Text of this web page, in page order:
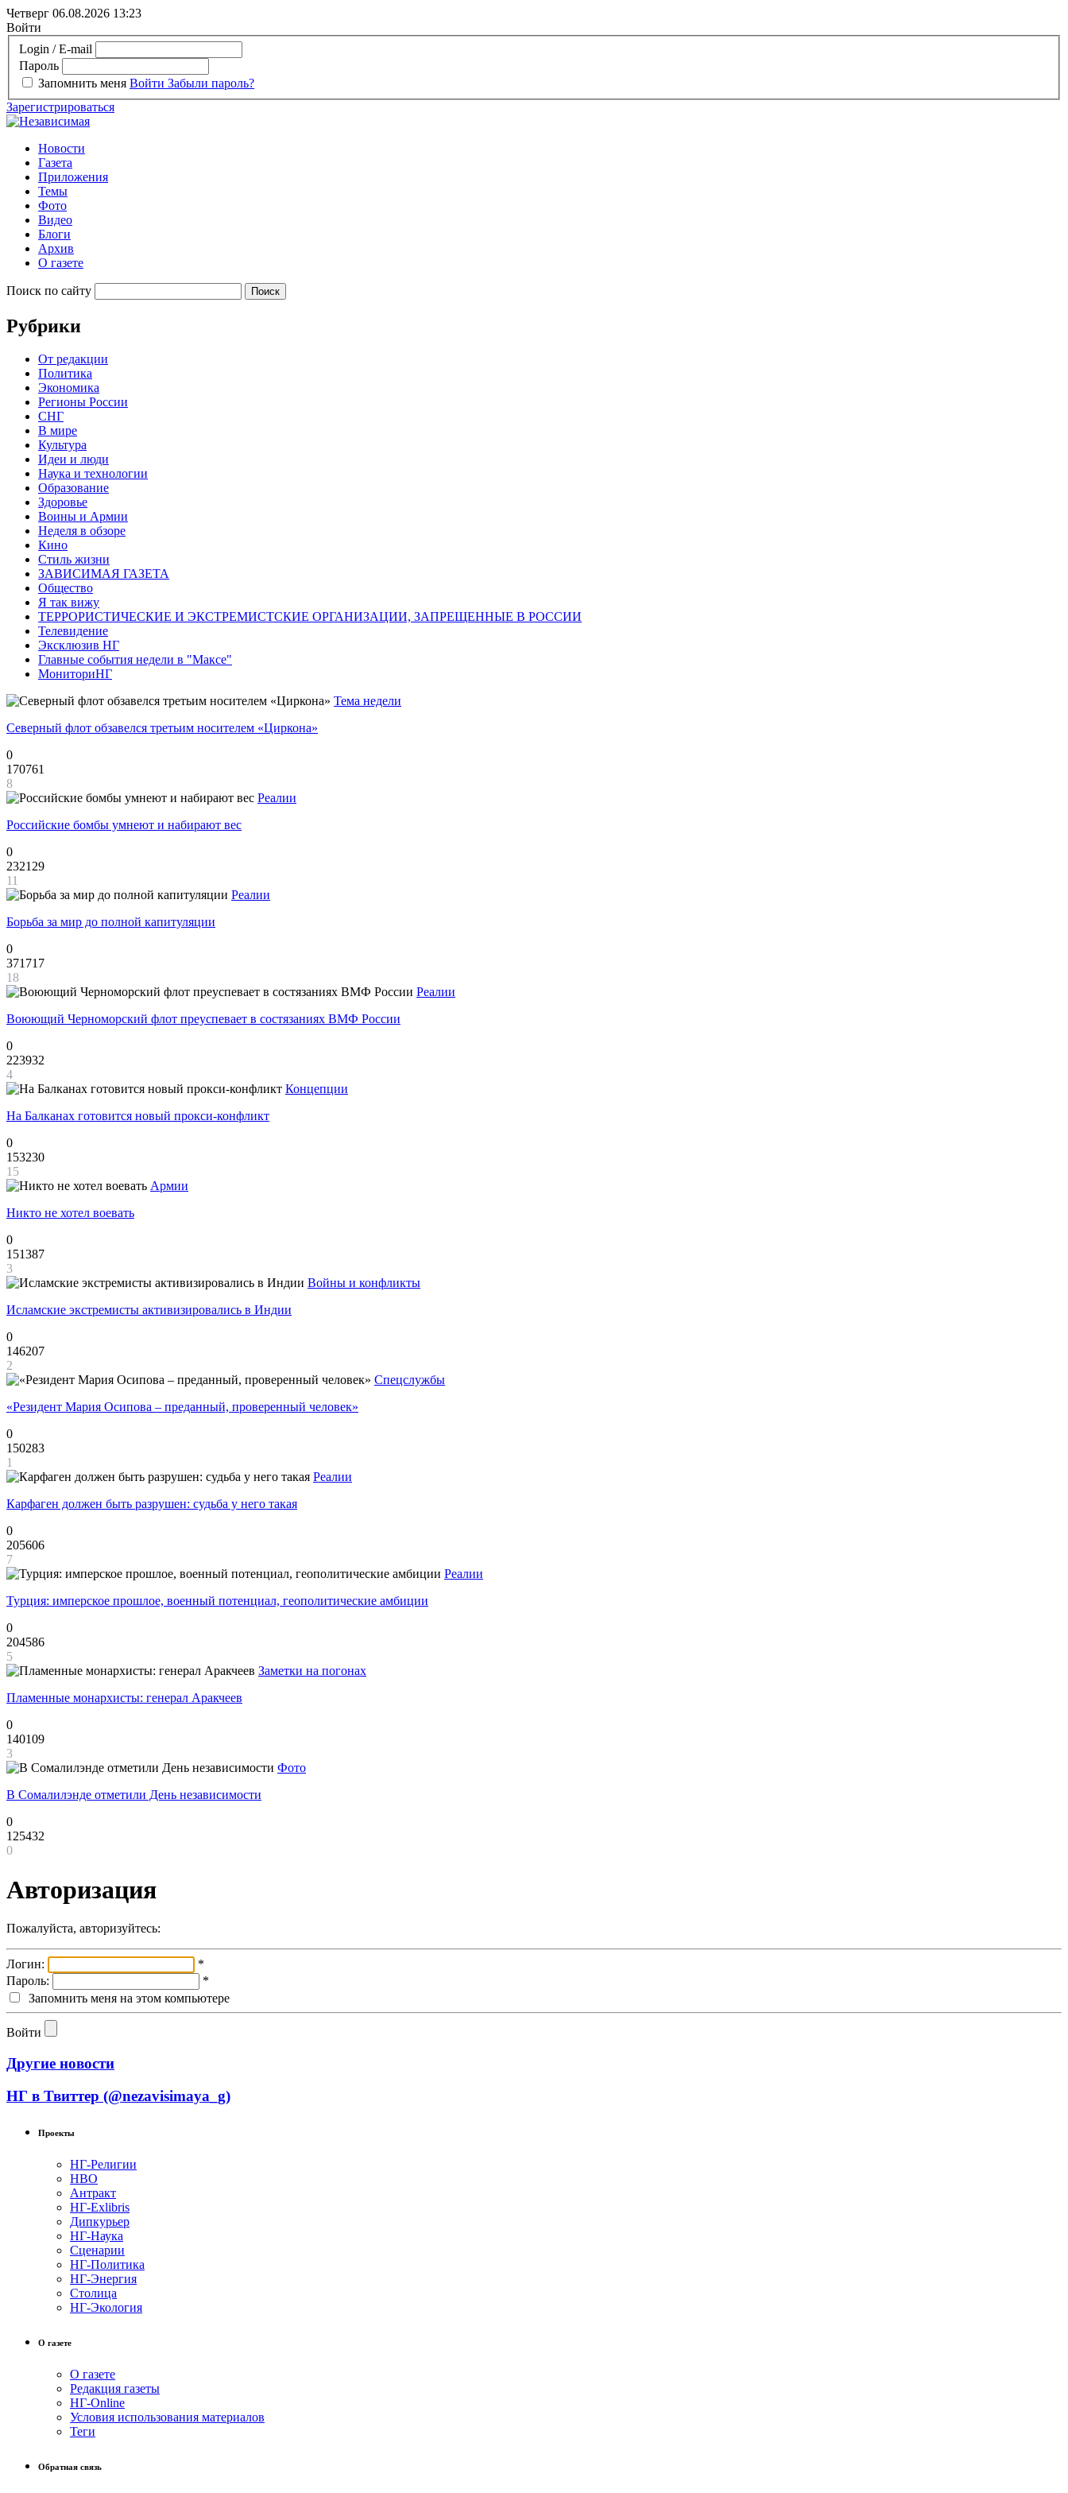
Четверг 06.08.2026 13:23
Войти
Login / E-mail
Пароль
Запомнить меня Войти Забыли пароль?
Зарегистрироваться
Новости
Газета
Приложения
Темы
Фото
Видео
Блоги
Архив
О газете
Поиск по сайту
Рубрики
От редакции
Политика
Экономика
Регионы России
СНГ
В мире
Культура
Идеи и люди
Наука и технологии
Образование
Здоровье
Воины и Армии
Неделя в обзоре
Кино
Стиль жизни
ЗАВИСИМАЯ ГАЗЕТА
Общество
Я так вижу
ТЕРРОРИСТИЧЕСКИЕ И ЭКСТРЕМИСТСКИЕ ОРГАНИЗАЦИИ, ЗАПРЕЩЕННЫЕ В РОССИИ
Телевидение
Эксклюзив НГ
Главные события недели в "Максе"
МониториНГ
Тема недели
Северный флот обзавелся третьим носителем «Циркона»
0
170761
8
Реалии
Российские бомбы умнеют и набирают вес
0
232129
11
Реалии
Борьба за мир до полной капитуляции
0
371717
18
Реалии
Воюющий Черноморский флот преуспевает в состязаниях ВМФ России
0
223932
4
Концепции
На Балканах готовится новый прокси-конфликт
0
153230
15
Армии
Никто не хотел воевать
0
151387
3
Войны и конфликты
Исламские экстремисты активизировались в Индии
0
146207
2
Спецслужбы
«Резидент Мария Осипова – преданный, проверенный человек»
0
150283
1
Реалии
Карфаген должен быть разрушен: судьба у него такая
0
205606
7
Реалии
Турция: имперское прошлое, военный потенциал, геополитические амбиции
0
204586
5
Заметки на погонах
Пламенные монархисты: генерал Аракчеев
0
140109
3
Фото
В Сомалилэнде отметили День независимости
0
125432
0
Авторизация
Пожалуйста, авторизуйтесь:
Логин:
*
Пароль:
*
Запомнить меня на этом компьютере
Войти
Другие новости
НГ в Твиттер (@nezavisimaya_g)
Проекты
НГ-Религии
НВО
Антракт
НГ-Exlibris
Дипкурьер
НГ-Наука
Сценарии
НГ-Политика
НГ-Энергия
Столица
НГ-Экология
О газете
О газете
Редакция газеты
НГ-Online
Условия использования материалов
Теги
Обратная связь